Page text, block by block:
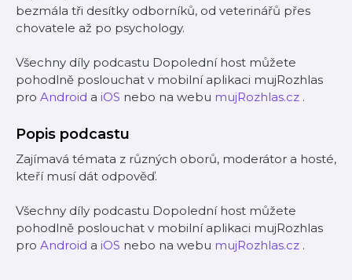
bezmála tři desítky odborníků, od veterinářů přes
chovatele až po psychology.
Všechny díly podcastu Dopolední host můžete
pohodlně poslouchat v mobilní aplikaci mujRozhlas
pro Android a iOS nebo na webu mujRozhlas.cz .
Popis podcastu
Zajímavá témata z různých oborů, moderátor a hosté,
kteří musí dát odpověď.
Všechny díly podcastu Dopolední host můžete
pohodlně poslouchat v mobilní aplikaci mujRozhlas
pro Android a iOS nebo na webu mujRozhlas.cz .